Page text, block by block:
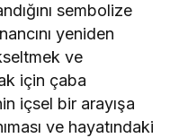
sembolize
yeniden
ve
için çaba
içsel bir arayışa
ve hayatındaki